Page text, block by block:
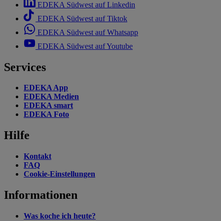
EDEKA Südwest auf Linkedin
EDEKA Südwest auf Tiktok
EDEKA Südwest auf Whatsapp
EDEKA Südwest auf Youtube
Services
EDEKA App
EDEKA Medien
EDEKA smart
EDEKA Foto
Hilfe
Kontakt
FAQ
Cookie-Einstellungen
Informationen
Was koche ich heute?